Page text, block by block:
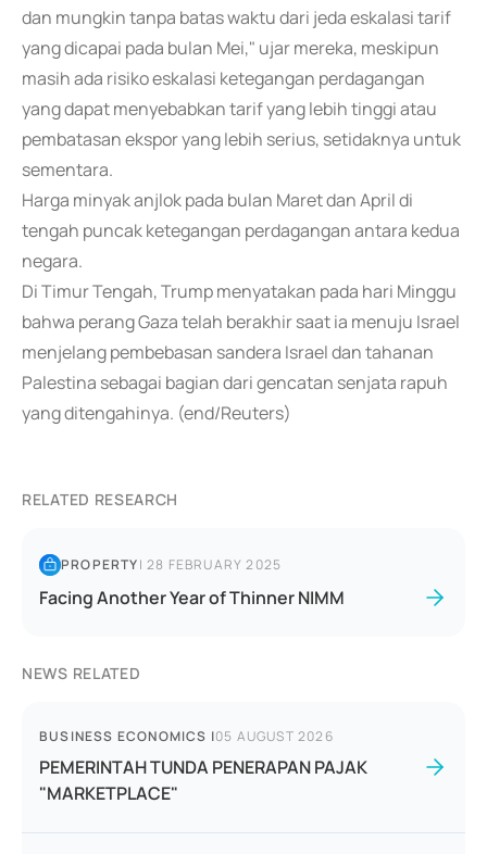
dan mungkin tanpa batas waktu dari jeda eskalasi tarif
yang dicapai pada bulan Mei," ujar mereka, meskipun
masih ada risiko eskalasi ketegangan perdagangan
yang dapat menyebabkan tarif yang lebih tinggi atau
pembatasan ekspor yang lebih serius, setidaknya untuk
sementara.
Harga minyak anjlok pada bulan Maret dan April di
tengah puncak ketegangan perdagangan antara kedua
negara.
Di Timur Tengah, Trump menyatakan pada hari Minggu
bahwa perang Gaza telah berakhir saat ia menuju Israel
menjelang pembebasan sandera Israel dan tahanan
Palestina sebagai bagian dari gencatan senjata rapuh
yang ditengahinya. (end/Reuters)
RELATED RESEARCH
PROPERTY|28 FEBRUARY 2025
Facing Another Year of Thinner NIMM
NEWS RELATED
BUSINESS ECONOMICS |05 AUGUST 2026
PEMERINTAH TUNDA PENERAPAN PAJAK
"MARKETPLACE"